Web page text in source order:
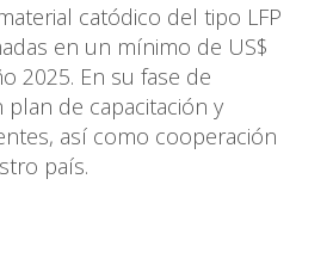
catódico del tipo LFP
en un mínimo de US$
2025. En su fase de
de capacitación y
así como cooperación
país.